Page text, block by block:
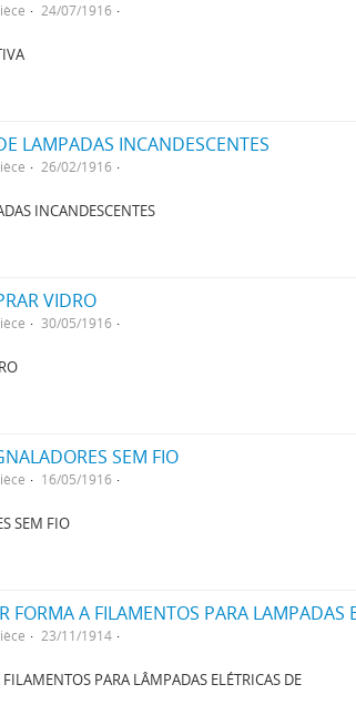
24/07/1916
LAMPADAS INCANDESCENTES
26/02/1916
INCANDESCENTES
VIDRO
30/05/1916
SEM FIO
16/05/1916
SEM FIO
23/11/1914
PARA LÂMPADAS ELÉTRICAS DE